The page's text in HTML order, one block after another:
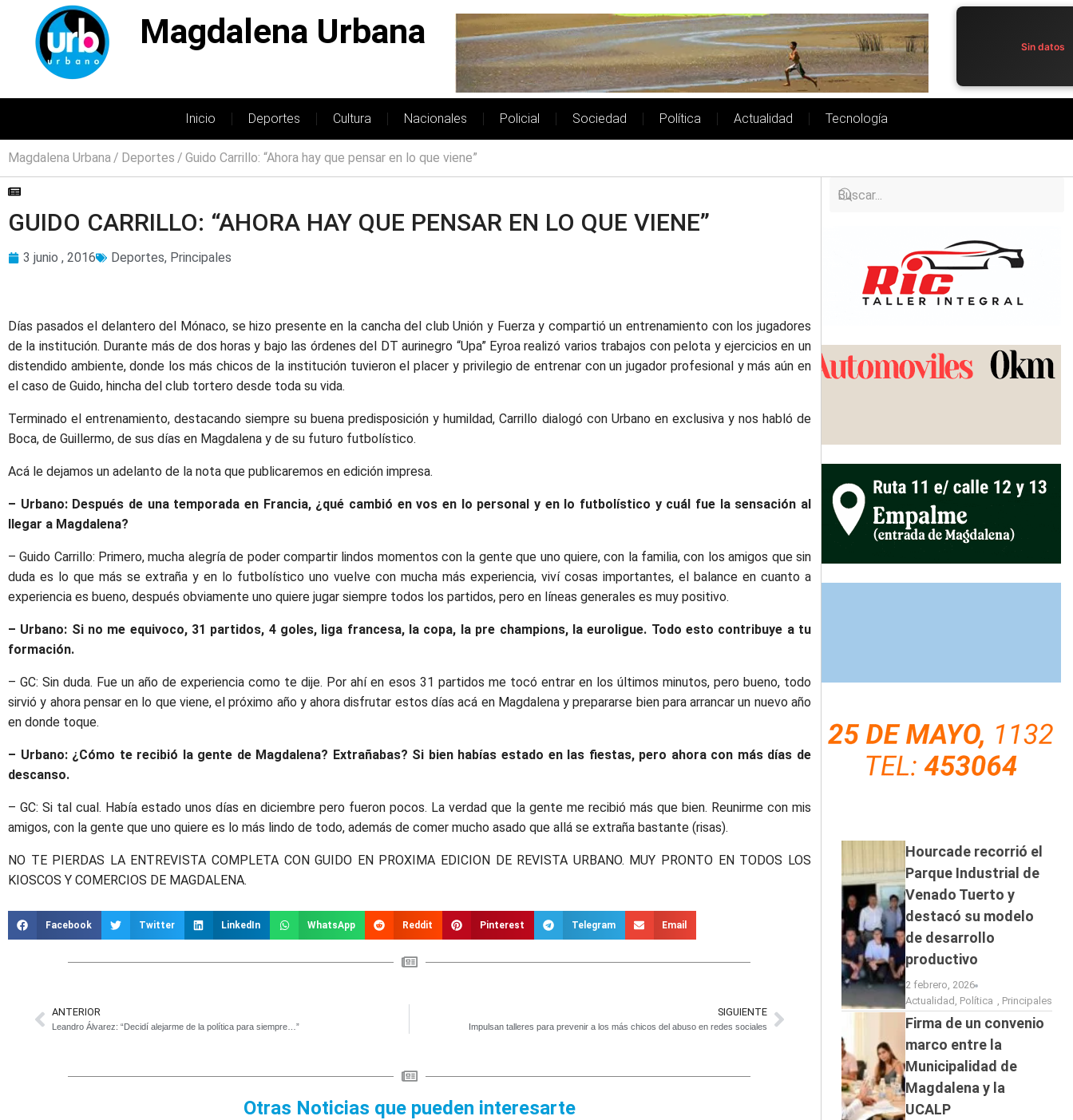
Magdalena Urbana Sin datos
Inicio Deportes Cultura Nacionales Policial Sociedad Política Actualidad Tecnología
Magdalena Urbana Deportes Guido Carrillo: “Ahora hay que pensar en lo que viene”
GUIDO CARRILLO: “AHORA HAY QUE PENSAR EN LO QUE VIENE”
3 junio , 2016 Deportes, Principales
Días pasados el delantero del Mónaco, se hizo presente en la cancha del club Unión y Fuerza y compartió un entrenamiento con los jugadores
de la institución. Durante más de dos horas y bajo las órdenes del DT aurinegro “Upa” Eyroa realizó varios trabajos con pelota y ejercicios en un
distendido ambiente, donde los más chicos de la institución tuvieron el placer y privilegio de entrenar con un jugador profesional y más aún en
el caso de Guido, hincha del club tortero desde toda su vida.
Terminado el entrenamiento, destacando siempre su buena predisposición y humildad, Carrillo dialogó con Urbano en exclusiva y nos habló de
Boca, de Guillermo, de sus días en Magdalena y de su futuro futbolístico.
Acá le dejamos un adelanto de la nota que publicaremos en edición impresa.
– Urbano: Después de una temporada en Francia, ¿qué cambió en vos en lo personal y en lo futbolístico y cuál fue la sensación al
llegar a Magdalena?
– Guido Carrillo: Primero, mucha alegría de poder compartir lindos momentos con la gente que uno quiere, con la familia, con los amigos que sin
duda es lo que más se extraña y en lo futbolístico uno vuelve con mucha más experiencia, viví cosas importantes, el balance en cuanto a
experiencia es bueno, después obviamente uno quiere jugar siempre todos los partidos, pero en líneas generales es muy positivo.
– Urbano: Si no me equivoco, 31 partidos, 4 goles, liga francesa, la copa, la pre champions, la euroligue. Todo esto contribuye a tu
formación.
– GC: Sin duda. Fue un año de experiencia como te dije. Por ahí en esos 31 partidos me tocó entrar en los últimos minutos, pero bueno, todo
sirvió y ahora pensar en lo que viene, el próximo año y ahora disfrutar estos días acá en Magdalena y prepararse bien para arrancar un nuevo año
en donde toque.
– Urbano: ¿Cómo te recibió la gente de Magdalena? Extrañabas? Si bien habías estado en las fiestas, pero ahora con más días de
descanso.
– GC: Si tal cual. Había estado unos días en diciembre pero fueron pocos. La verdad que la gente me recibió más que bien. Reunirme con mis
amigos, con la gente que uno quiere es lo más lindo de todo, además de comer mucho asado que allá se extraña bastante (risas).
NO TE PIERDAS LA ENTREVISTA COMPLETA CON GUIDO EN PROXIMA EDICION DE REVISTA URBANO. MUY PRONTO EN TODOS LOS
KIOSCOS Y COMERCIOS DE MAGDALENA.
Facebook Twitter LinkedIn WhatsApp Reddit Pinterest Telegram Email
ANTERIOR
Leandro Álvarez: “Decidí alejarme de la política para siempre…”
SIGUIENTE
Impulsan talleres para prevenir a los más chicos del abuso en redes sociales
Otras Noticias que pueden interesarte
Hourcade recorrió el
Parque Industrial de
Venado Tuerto y
destacó su modelo
de desarrollo
productivo
2 febrero, 2026
Actualidad , Política , Principales
Firma de un convenio
marco entre la
Municipalidad de
Magdalena y la
UCALP